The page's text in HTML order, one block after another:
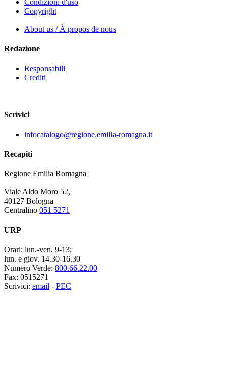
Copyright
About us / À propos de nous
Redazione
Responsabili
Crediti
Scrivici
infocatalogo@regione.emilia-romagna.it
Recapiti
Regione Emilia Romagna
Viale Aldo Moro 52,
40127 Bologna
Centralino 051 5271
URP
Orari: lun.-ven. 9-13;
lun. e giov. 14.30-16.30
Numero Verde: 800.66.22.00
Fax: 0515271
Scrivici: email - PEC